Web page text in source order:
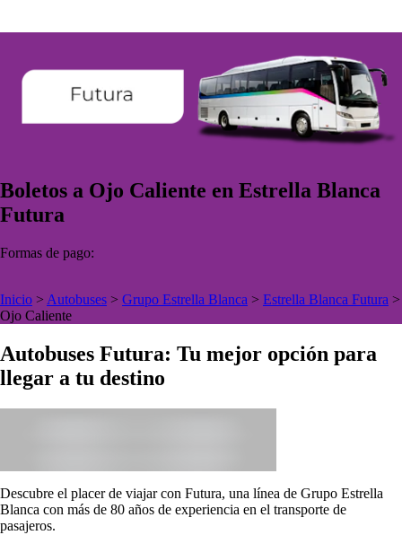
Boletos a Ojo Caliente en Estrella Blanca
Futura
Formas de pago:
Inicio > Autobuses > Grupo Estrella Blanca > Estrella Blanca Futura >
Ojo Caliente
Autobuses Futura: Tu mejor opción para
llegar a tu destino
Descubre el placer de viajar con Futura, una línea de Grupo Estrella
Blanca con más de 80 años de experiencia en el transporte de
pasajeros.